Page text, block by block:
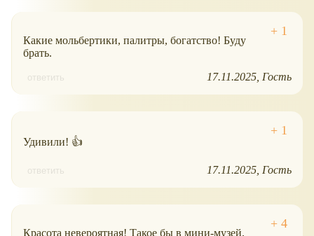
Какие мольбертики, палитры, богатство! Буду
брать.
ответить 17.11.2025 Гость
Удивили! 👍
ответить 17.11.2025 Гость
Красота невероятная! Такое бы в мини-музей.